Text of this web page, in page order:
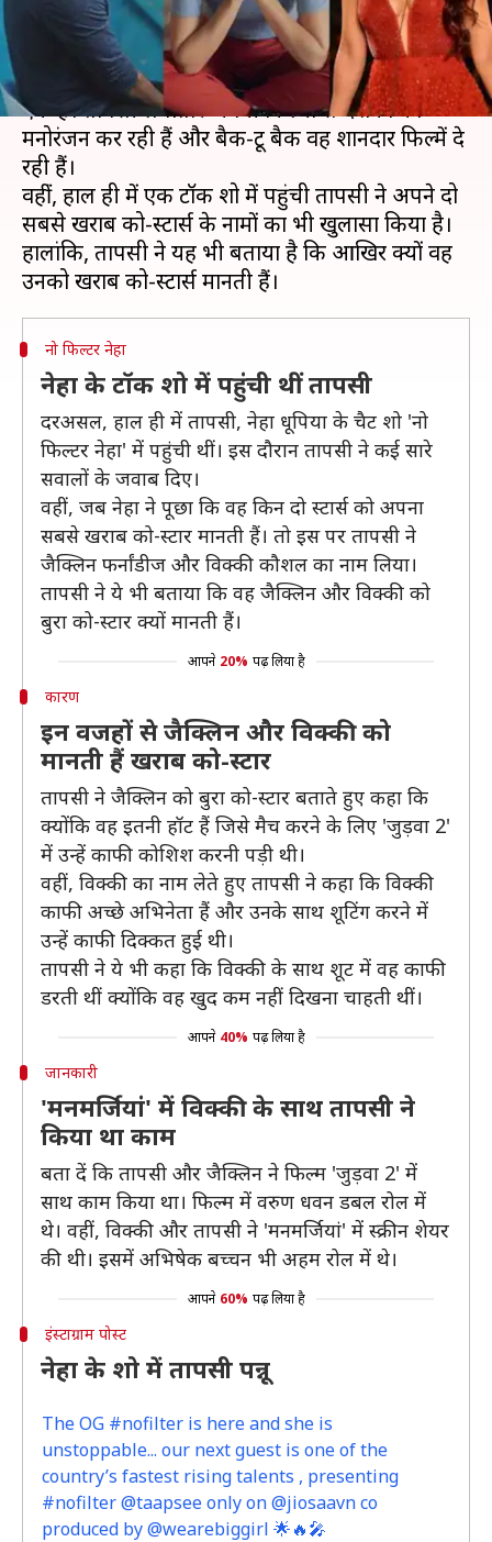
क्या है खबर?
अभिनेत्री तापसी पन्नू बॉलीवुड की बेहतरीन अभिनेत्रियों में से
एक हैं। तापसी लगातार अपनी फिल्मों से दर्शकों का
मनोरंजन कर रही हैं और बैक-टू बैक वह शानदार फिल्में दे
रही हैं।
वहींं, हाल ही में एक टॉक शो में पहुंची तापसी ने अपने दो
सबसे खराब को-स्टार्स के नामों का भी खुलासा किया है।
हालांकि, तापसी ने यह भी बताया है कि आखिर क्यों वह
नो फिल्टर नेहा
नेहा के टॉक शो में पहुंची थीं तापसी
दरअसल, हाल ही में तापसी, नेहा धूपिया के चैट शो 'नो
फिल्टर नेहा' में पहुंची थीं। इस दौरान तापसी ने कई सारे
सवालों के जवाब दिए।
वहीं, जब नेहा ने पूछा कि वह किन दो स्टार्स को अपना
सबसे खराब को-स्टार मानती हैं। तो इस पर तापसी ने
जैक्लिन फर्नांडीज और विक्की कौशल का नाम लिया।
तापसी ने ये भी बताया कि वह जैक्लिन और विक्की को
बुरा को-स्टार क्यों मानती हैं।
आपने 20% पढ़ लिया है
कारण
इन वजहों से जैक्लिन और विक्की को
मानती हैं खराब को-स्टार
तापसी ने जैक्लिन को बुरा को-स्टार बताते हुए कहा कि
क्योंकि वह इतनी हॉट हैं जिसे मैच करने के लिए 'जुड़वा 2'
में उन्हें काफी कोशिश करनी पड़ी थी।
वहीं, विक्की का नाम लेते हुए तापसी ने कहा कि विक्की
काफी अच्छे अभिनेता हैं और उनके साथ शूटिंग करने में
उन्हें काफी दिक्कत हुई थी।
तापसी ने ये भी कहा कि विक्की के साथ शूट में वह काफी
डरती थीं क्योंकि वह खुद कम नहीं दिखना चाहती थीं।
आपने 40% पढ़ लिया है
जानकारी
'मनमर्जियां' में विक्की के साथ तापसी ने
किया था काम
बता दें कि तापसी और जैक्लिन ने फिल्म 'जुड़वा 2' में
साथ काम किया था। फिल्म में वरुण धवन डबल रोल में
थे। वहीं, विक्की और तापसी ने 'मनमर्जियां' में स्क्रीन शेयर
की थी। इसमें अभिषेक बच्चन भी अहम रोल में थे।
आपने 60% पढ़ लिया है
इंस्टाग्राम पोस्ट
नेहा के शो में तापसी पन्नू
The OG #nofilter is here and she is
unstoppable... our next guest is one of the
country’s fastest rising talents , presenting
#nofilter @taapsee only on @jiosaavn co
produced by @wearebiggirl 🌟🔥🎤